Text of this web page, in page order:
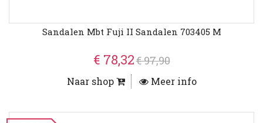
Sandalen Mbt Fuji II Sandalen 703405 M
€ 78,32€ 97,90
Naar shop Meer info